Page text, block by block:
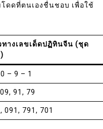
ดดที่ตนเองชื่นชอบ เพื่อใช้
ทางเลขเด็ดปฏิทินจีน (ชุด
– 9 – 1
91, 79
091, 791, 701